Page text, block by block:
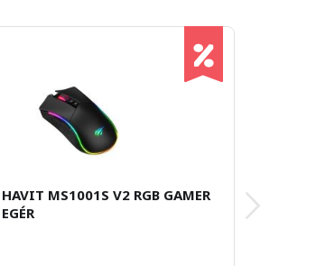
HAVIT MS1001S V2 RGB GAMER
EGÉR